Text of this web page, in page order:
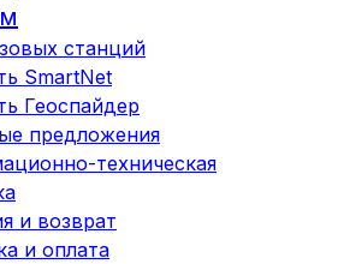
станций
SmartNet
Геоспайдер
предложения
техническая
и возврат
и оплата